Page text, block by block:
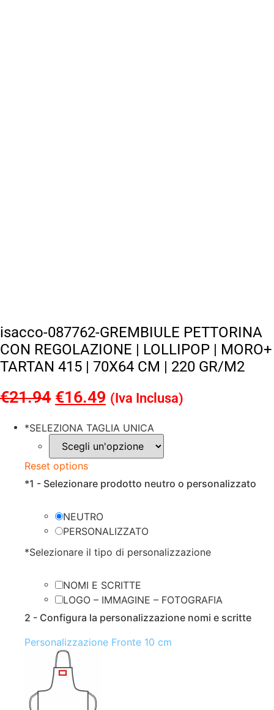
isacco-087762-GREMBIULE PETTORINA
CON REGOLAZIONE | LOLLIPOP | MORO+
TARTAN 415 | 70X64 CM | 220 GR/M2
€21.94 Il
originale
era:
€21.94.
€16.49 Il
attuale
è:
€16.49.
(Iva Inclusa)
*SELEZIONA TAGLIA UNICA
Reset options
*1 - Selezionare prodotto neutro o personalizzato
NEUTRO
PERSONALIZZATO
*Selezionare il tipo di personalizzazione
NOMI E SCRITTE
LOGO – IMMAGINE – FOTOGRAFIA
2 - Configura la personalizzazione nomi e scritte
Personalizzazione Fronte 10 cm